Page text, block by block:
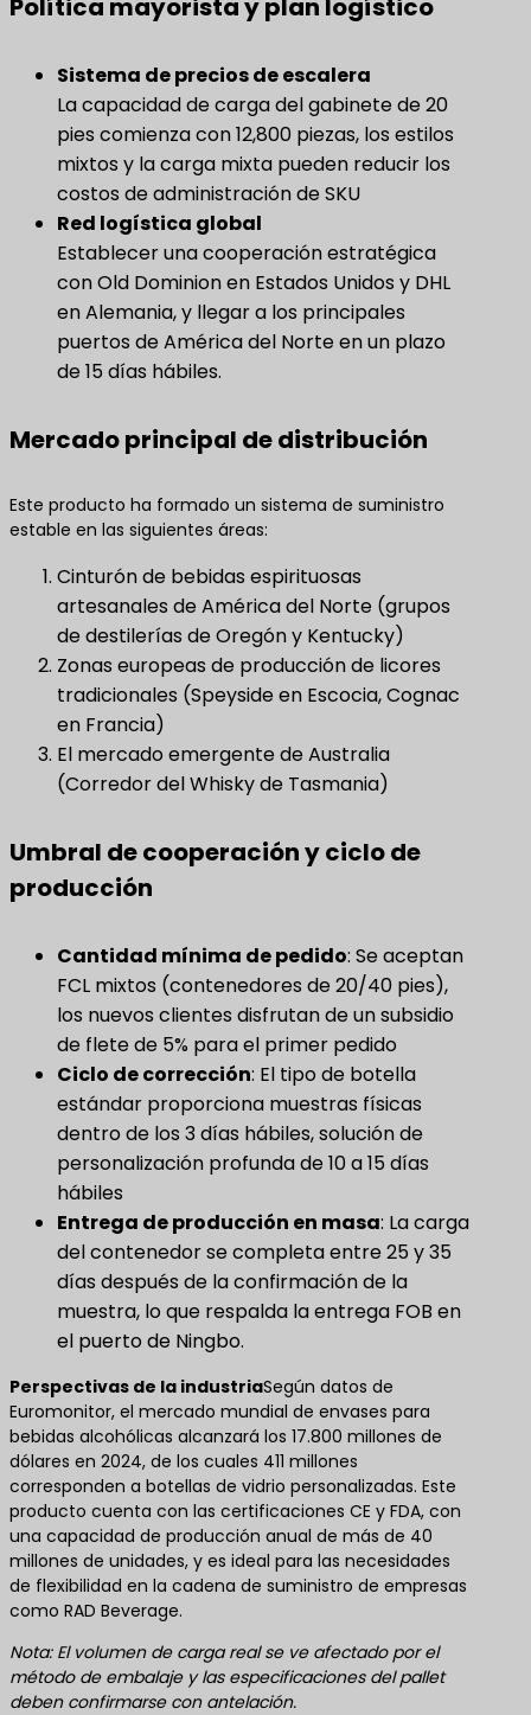
Política mayorista y plan logístico
Sistema de precios de escalera
La capacidad de carga del gabinete de 20
pies comienza con 12,800 piezas, los estilos
mixtos y la carga mixta pueden reducir los
costos de administración de SKU
Red logística global
Establecer una cooperación estratégica
con Old Dominion en Estados Unidos y DHL
en Alemania, y llegar a los principales
puertos de América del Norte en un plazo
de 15 días hábiles.
Mercado principal de distribución
Este producto ha formado un sistema de suministro
estable en las siguientes áreas:
Cinturón de bebidas espirituosas
artesanales de América del Norte (grupos
de destilerías de Oregón y Kentucky)
Zonas europeas de producción de licores
tradicionales (Speyside en Escocia, Cognac
en Francia)
El mercado emergente de Australia
(Corredor del Whisky de Tasmania)
Umbral de cooperación y ciclo de
producción
Cantidad mínima de pedido​: Se aceptan
FCL mixtos (contenedores de 20/40 pies),
los nuevos clientes disfrutan de un subsidio
de flete de 5% para el primer pedido
Ciclo de corrección​: El tipo de botella
estándar proporciona muestras físicas
dentro de los 3 días hábiles, solución de
personalización profunda de 10 a 15 días
hábiles
Entrega de producción en masa​: La carga
del contenedor se completa entre 25 y 35
días después de la confirmación de la
muestra, lo que respalda la entrega FOB en
el puerto de Ningbo.
Perspectivas de la industriaSegún datos de
Euromonitor, el mercado mundial de envases para
bebidas alcohólicas alcanzará los 17.800 millones de
dólares en 2024, de los cuales 411 millones
corresponden a botellas de vidrio personalizadas. Este
producto cuenta con las certificaciones CE y FDA, con
una capacidad de producción anual de más de 40
millones de unidades, y es ideal para las necesidades
de flexibilidad en la cadena de suministro de empresas
como RAD Beverage.
Nota: El volumen de carga real se ve afectado por el
método de embalaje y las especificaciones del pallet
deben confirmarse con antelación.